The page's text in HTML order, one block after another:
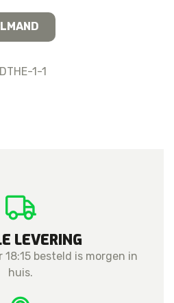
1-1
LEVERING
18:15 besteld is morgen in
huis.